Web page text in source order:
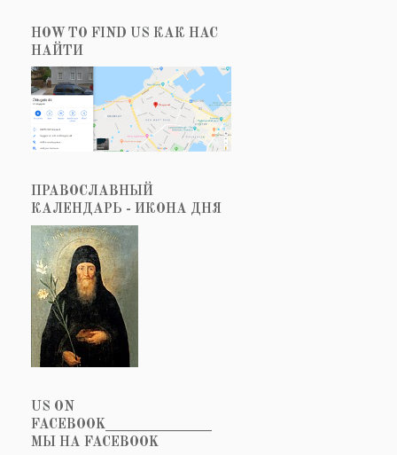
HOW TO FIND US КАК НАС
НАЙТИ
ПРАВОСЛАВНЫЙ
КАЛЕНДАРЬ - ИКОНА ДНЯ
US ON
FACEBOOK_______________
МЫ НА FACEBOOK